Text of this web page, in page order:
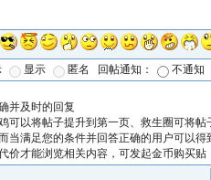
显示 匿名 回帖通知： 不通知
并及时的回复
以将帖子提升到第一页、救生圈可将帖
满足您的条件并回答正确的用户可以得
价才能浏览相关内容，可发起金币购买贴